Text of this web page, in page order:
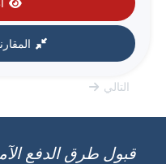
التالي
قبول طرق الدفع